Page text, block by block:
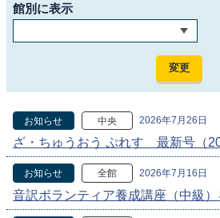
館別に表示
お知らせ 中央 2026年7月26日
ざ・ちゅうおう ぷれす 最新号（
お知らせ 全館 2026年7月16日
音訳ボランティア養成講座（中級）